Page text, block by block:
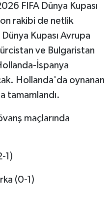
FIFA Dünya Kupası
rakibi de netlik
Kupası Avrupa
ve Bulgaristan
İspanya
Hollanda'da oynanan
tamamlandı.
maçlarında
1)
(0-1)